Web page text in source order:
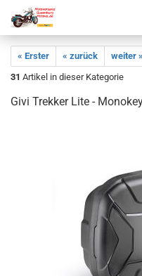
« Erster « zurück weiter »
31 Artikel in dieser Kategorie
Givi Trekker Lite -